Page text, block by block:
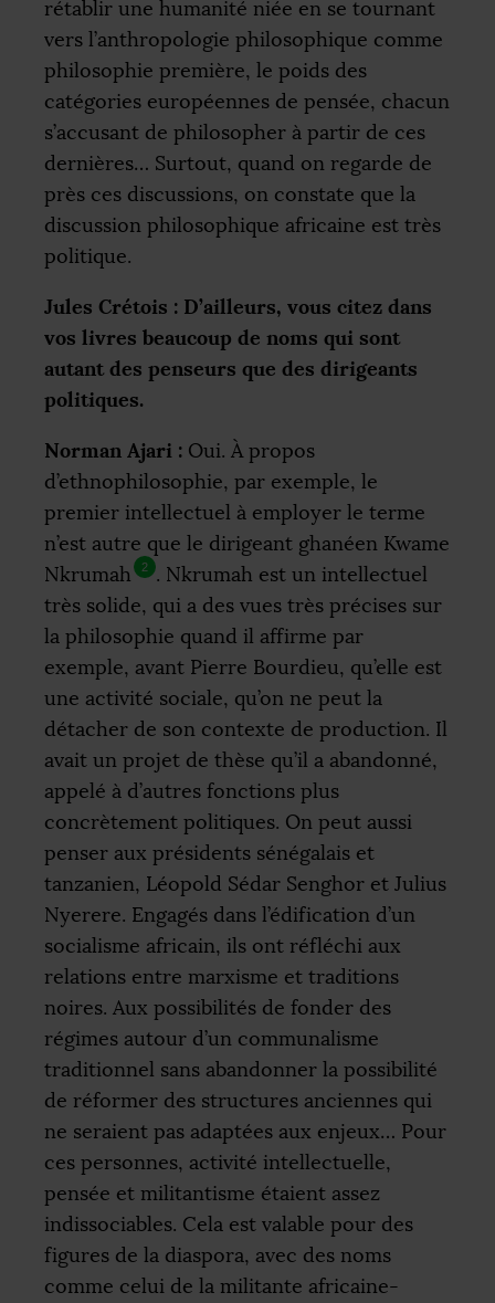
rétablir une humanité niée en se tournant
vers l’anthropologie philosophique comme
philosophie première, le poids des
catégories européennes de pensée, chacun
s’accusant de philosopher à partir de ces
dernières… Surtout, quand on regarde de
près ces discussions, on constate que la
discussion philosophique africaine est très
politique.
Jules Crétois : D’ailleurs, vous citez dans
vos livres beaucoup de noms qui sont
autant des penseurs que des dirigeants
politiques.
Norman Ajari : Oui. À propos
d’ethnophilosophie, par exemple, le
premier intellectuel à employer le terme
n’est autre que le dirigeant ghanéen Kwame
Nkrumah
2
. Nkrumah est un intellectuel
très solide, qui a des vues très précises sur
la philosophie quand il affirme par
exemple, avant Pierre Bourdieu, qu’elle est
une activité sociale, qu’on ne peut la
détacher de son contexte de production. Il
avait un projet de thèse qu’il a abandonné,
appelé à d’autres fonctions plus
concrètement politiques. On peut aussi
penser aux présidents sénégalais et
tanzanien, Léopold Sédar Senghor et Julius
Nyerere. Engagés dans l’édification d’un
socialisme africain, ils ont réfléchi aux
relations entre marxisme et traditions
noires. Aux possibilités de fonder des
régimes autour d’un communalisme
traditionnel sans abandonner la possibilité
de réformer des structures anciennes qui
ne seraient pas adaptées aux enjeux… Pour
ces personnes, activité intellectuelle,
pensée et militantisme étaient assez
indissociables. Cela est valable pour des
figures de la diaspora, avec des noms
comme celui de la militante africaine-